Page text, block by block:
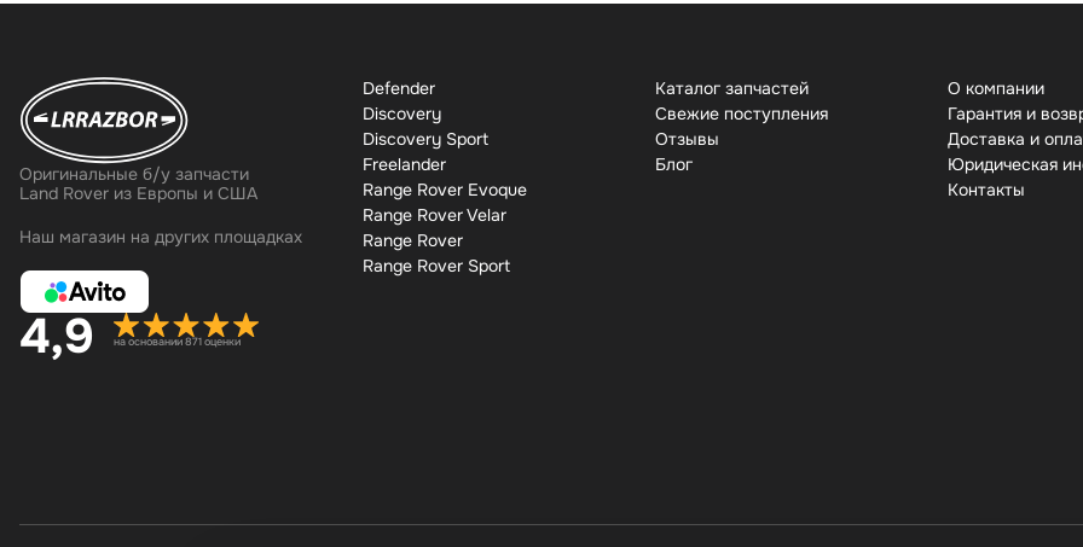
Оригинальные б/у запчасти
Land Rover из Европы и США
Наш магазин на других площадках
4,9 на основании 871 оценки
Defender
Discovery
Discovery Sport
Freelander
Range Rover Evoque
Range Rover Velar
Range Rover
Range Rover Sport
Каталог запчастей
Свежие поступления
Отзывы
Бло
О компании
Гарантия и
Доставка и
Юридическая
Контакты